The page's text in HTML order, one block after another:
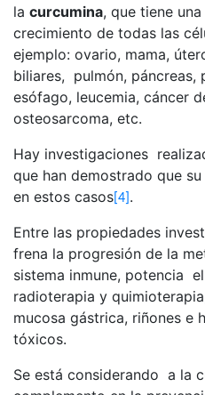
la curcumina, que tiene
crecimiento de todas las
ejemplo: ovario, mama,
biliares, pulmón, páncreas,
esófago, leucemia, cáncer
osteosarcoma, etc.
Hay investigaciones
que han demostrado que
en estos casos [4] .
Entre las propiedades
frena la progresión de la
sistema inmune, potencia
radioterapia y
mucosa gástrica, riñones e
tóxicos.
Se está considerando a la